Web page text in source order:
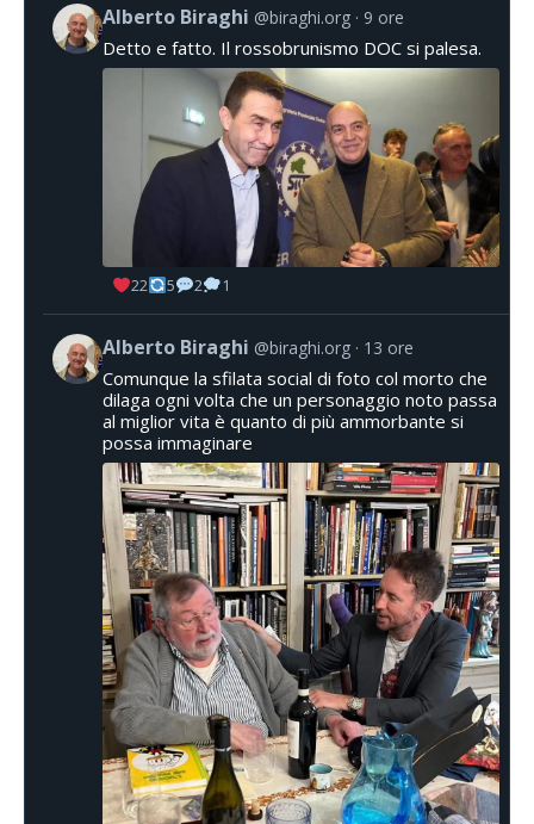
Alberto Biraghi @biraghi.org 9 ore
Detto e fatto. Il rossobrunismo DOC si palesa.
22 5 2 1
Alberto Biraghi @biraghi.org 13 ore
Comunque la sfilata social di foto col morto che
dilaga ogni volta che un personaggio noto passa
al miglior vita è quanto di più ammorbante si
possa immaginare